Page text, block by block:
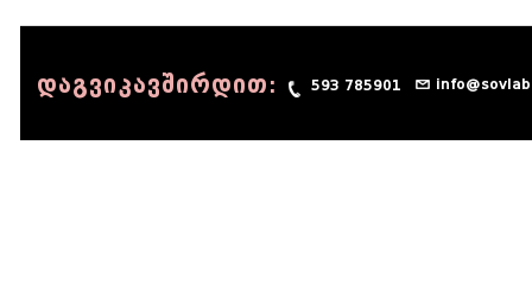
დაგვიკავშირდით: 593 785901